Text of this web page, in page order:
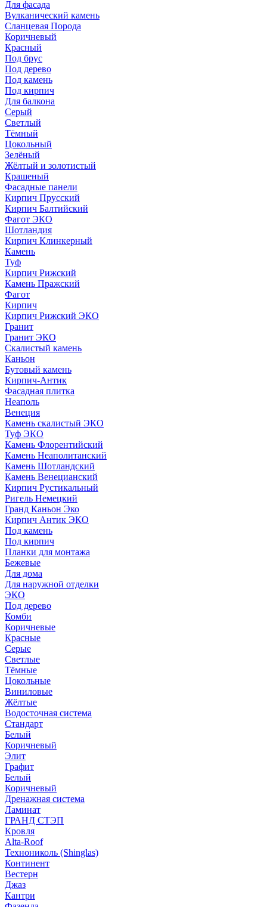
Для фасада
Вулканический камень
Сланцевая Порода
Коричневый
Красный
Под брус
Под дерево
Под камень
Под кирпич
Для балкона
Серый
Светлый
Тёмный
Цокольный
Зелёный
Жёлтый и золотистый
Крашеный
Фасадные панели
Кирпич Прусский
Кирпич Балтийский
Фагот ЭКО
Шотландия
Кирпич Клинкерный
Камень
Туф
Кирпич Рижский
Камень Пражский
Фагот
Кирпич
Кирпич Рижский ЭКО
Гранит
Гранит ЭКО
Скалистый камень
Каньон
Бутовый камень
Кирпич-Антик
Фасадная плитка
Неаполь
Венеция
Камень скалистый ЭКО
Туф ЭКО
Камень Флорентийский
Камень Неаполитанский
Камень Шотландский
Камень Венецианский
Кирпич Рустикальный
Ригель Немецкий
Гранд Каньон Эко
Кирпич Антик ЭКО
Под камень
Под кирпич
Планки для монтажа
Бежевые
Для дома
Для наружной отделки
ЭКO
Под дерево
Комби
Коричневые
Красные
Серые
Светлые
Тёмные
Цокольные
Виниловые
Жёлтые
Водосточная система
Стандарт
Белый
Коричневый
Элит
Графит
Белый
Коричневый
Дренажная система
Ламинат
ГРАНД СТЭП
Кровля
Alta-Roof
Технониколь (Shinglas)
Континент
Вестерн
Джаз
Кантри